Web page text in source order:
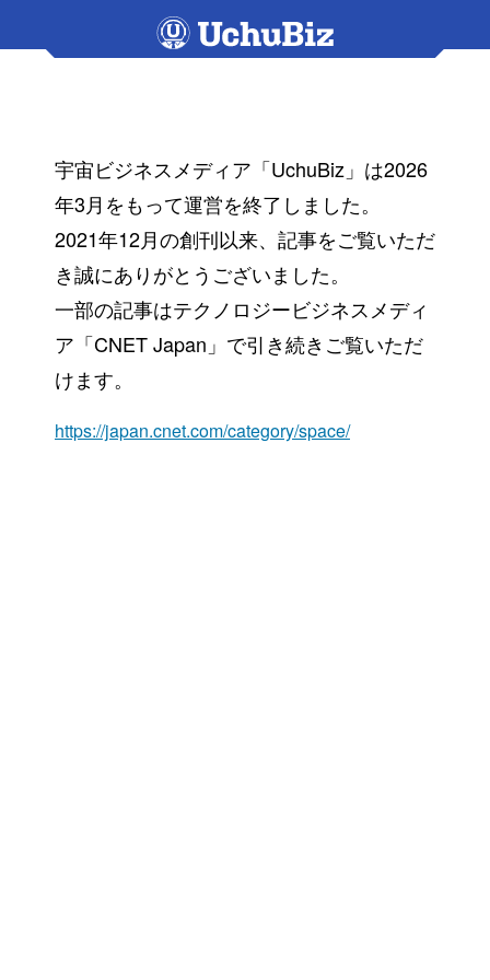
宇宙ビジネスメディア「UchuBiz」は2026
年3月をもって運営を終了しました。
2021年12月の創刊以来、記事をご覧いただ
き誠にありがとうございました。
一部の記事はテクノロジービジネスメディ
ア「CNET Japan」で引き続きご覧いただ
けます。
https://japan.cnet.com/category/space/